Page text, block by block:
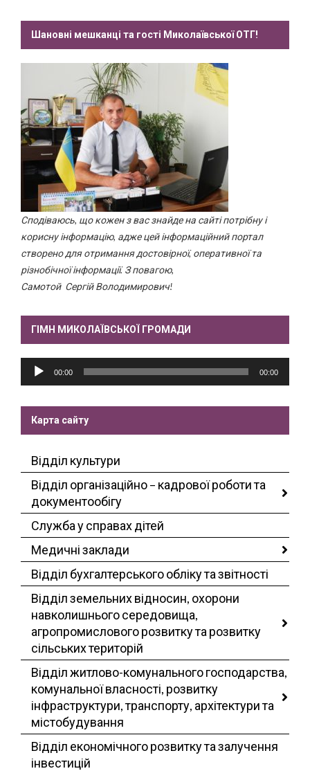
Шановні мешканці та гості Миколаївської ОТГ!
Сподіваюсь, що кожен з вас знайде на сайті потрібну і
корисну інформацію, адже цей інформаційний портал
створено для отримання достовірної, оперативної та
різнобічної інформації. З повагою,
Самотой Сергій Володимирович!
ГІМН МИКОЛАЇВСЬКОЇ ГРОМАДИ
Аудіопрогравач
00:00 00:00
Карта сайту
Відділ культури
Відділ організаційно – кадрової роботи та
документообігу
Служба у справах дітей
Медичні заклади
Відділ бухгалтерського обліку та звітності
Відділ земельних відносин, охорони
навколишнього середовища,
агропромислового розвитку та розвитку
сільських територій
Відділ житлово-комунального господарства,
комунальної власності, розвитку
інфраструктури, транспорту, архітектури та
містобудування
Відділ економічного розвитку та залучення
інвестицій